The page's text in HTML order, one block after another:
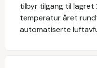
tilbyr tilgang til lagret
temperatur året
automatiserte